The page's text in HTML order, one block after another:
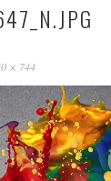
× 744